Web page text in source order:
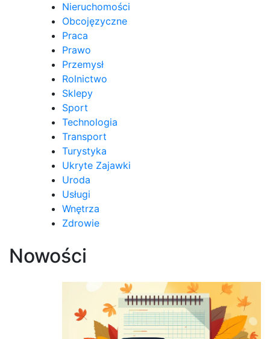
Nieruchomości
Obcojęzyczne
Praca
Prawo
Przemysł
Rolnictwo
Sklepy
Sport
Technologia
Transport
Turystyka
Ukryte Zajawki
Uroda
Usługi
Wnętrza
Zdrowie
Nowości